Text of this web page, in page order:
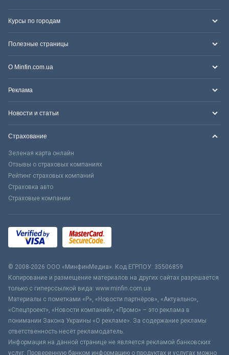
Курсы по городам
Полезные страницы
О Minfin.com.ua
Реклама
Новости и статьи
Страхование
Зеленая карта онлайн
Отзывы о страховых компаниях
Рейтинг страховых компаний
Страховка авто
Страховые компании
© 2008-2026 ООО «МинфинМедиа». Код ЕГРПОУ: 35506859
Копирование и размещение материалов на других сайтах разрешается
только с гиперссылкой вида: www.minfin.com.ua
Материалы с пометками «Р», «Новости партнёров», «Актуально»,
«Спецпроект», «Новости компаний», «Промо» – это реклама в
понимании Закона Украины «О рекламе». За содержание рекламы
ответственность несёт рекламодатель.
Информация на данной странице не является рекламой банковских
услуг. Проверенную банком информацию о продуктах и услугах можно